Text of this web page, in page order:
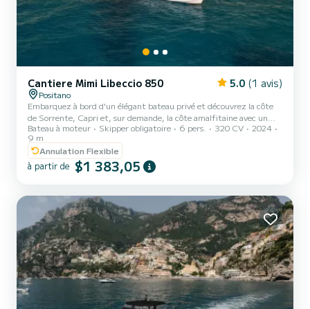
Cantiere Mimi Libeccio 850 5.0 (1 avis)
Positano
Embarquez à bord d'un élégant bateau privé et découvrez la côte
de Sorrente, Capri et, sur demande, la côte amalfitaine avec un
style authentique. Conçu pour les clients en quête de confort,
d'intimité et d'exclusivité, cette expérience en mer raffinée offre
l'équilibre parfait entre détente, découverte et service impeccable.
Naviguez le long de falaises spectaculaires, de criques cachées et
d'eaux cristallines, en profitant de vues privilégiées qui ne peuvent
Bateau à moteur Skipper obligatoire 6 pers. 320 CV
2024
9 m
Annulation Flexible
à partir de $1 383,05